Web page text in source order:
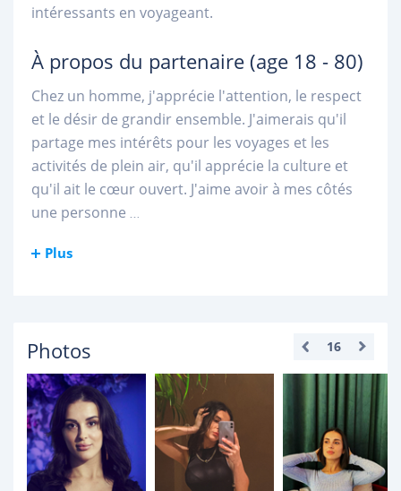
intéressants en voyageant.
À propos du partenaire (age 18 - 80)
Chez un homme, j'apprécie l'attention, le respect
et le désir de grandir ensemble. J'aimerais qu'il
partage mes intérêts pour les voyages et les
activités de plein air, qu'il apprécie la culture et
qu'il ait le cœur ouvert. J'aime avoir à mes côtés
une personne ...
Plus
Photos 16